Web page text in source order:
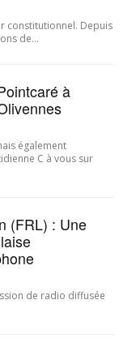
constitutionnel. Depuis
de…
à
également
C à vous sur
(FRL) : Une
de radio diffusée